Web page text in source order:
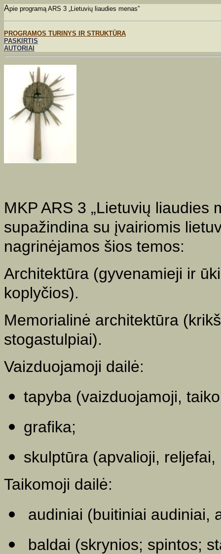
Apie programą ARS 3 „Lietuvių liaudies menas”
PROGRAMOS TURINYS IR STRUKTŪRA
PASKIRTIS
AUTORIAI
MKP ARS 3 „Lietuvių liaudies
supažindina su įvairiomis
nagrinėjamos šios temos:
Architektūra (gyvenamieji ir
koplyčios).
Memorialinė architektūra
stogastulpiai).
Vaizduojamoji dailė:
tapyba (vaizduojamoji,
grafika;
skulptūra (apvalioji, reljefai,
Taikomoji dailė:
audiniai (buitiniai audiniai,
baldai (skrynios; spintos;